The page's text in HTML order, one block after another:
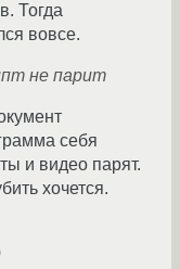
Тогда
вовсе.
не парит
себя
и видео парят.
хочется.